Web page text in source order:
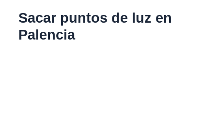
Sacar puntos de luz en
Palencia